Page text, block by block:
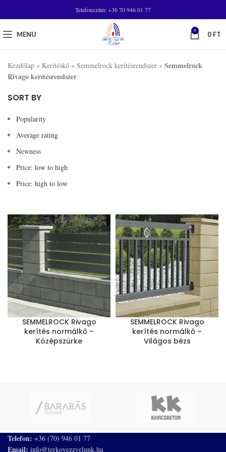
Telefonszám: +36 70 946 01 77
MENU 0 0 FT
Kezdőlap » Kerítéskő » Semmelrock kerítésrendszer » Semmelrock
Rivago kerítésrendszer
SORT BY
Popularity
Average rating
Newness
Price: low to high
Price: high to low
SEMMELROCK Rivago
kerítés normálkő –
Középszürke
SEMMELROCK Rivago
kerítés normálkő –
Világos bézs
Telefon: +36 (70) 946 01 77
Email: info@terkovezzvelunk.hu